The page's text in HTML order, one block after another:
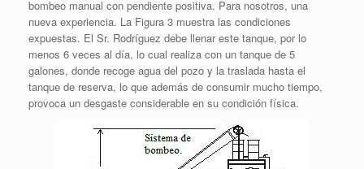
bombeo manual con pendiente positiva. Para nosotros, una
nueva experiencia. La Figura 3 muestra las condiciones
expuestas. El Sr. Rodríguez debe llenar este tanque, por lo
menos 6 veces al día, lo cual realiza con un tanque de 5
galones, donde recoge agua del pozo y la traslada hasta el
tanque de reserva, lo que además de consumir mucho tiempo,
provoca un desgaste considerable en su condición física.